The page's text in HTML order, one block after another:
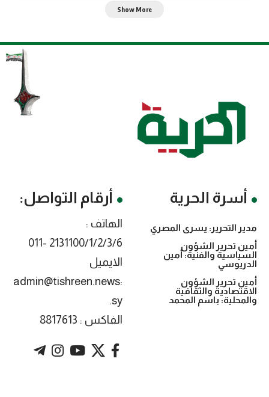
Show More
أسرة الحرية
مدير التحرير: يسرى المصري
أمين تحرير الشؤون
السياسية والفنية: أمين
الدريوسي
أمين تحرير الشؤون
الاقتصادية والثقافية
والمحلية: باسم المحمد
أرقام التواصل:
الهاتف :
2131100/1/2/3/6 -011
الايميل
:admin@tishreen.news
.sy
الفاكس : 8817613